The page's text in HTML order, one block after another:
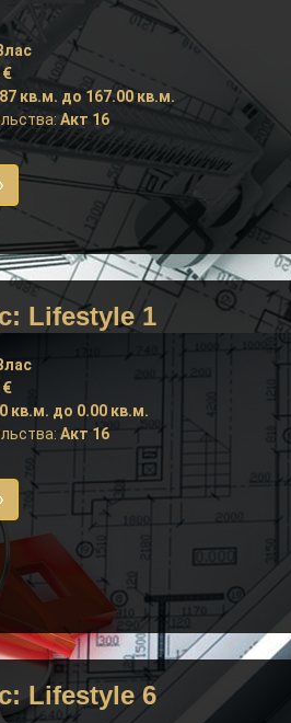
€
кв.м. до 167.00 кв.м.
Акт 16
Lifestyle 1
€
кв.м. до 0.00 кв.м.
Акт 16
Lifestyle 6